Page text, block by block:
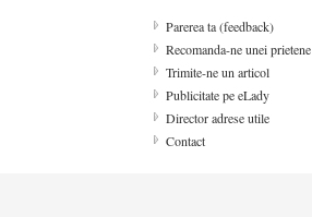
Parerea ta (feedback)
Recomanda-ne unei prietene
Trimite-ne un articol
Publicitate pe eLady
Director adrese utile
Contact